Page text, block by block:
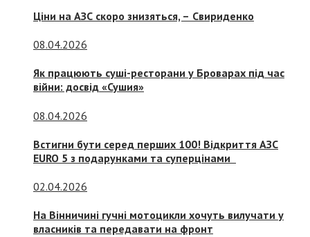
Ціни на АЗС скоро знизяться, – Свириденко
08.04.2026
Як працюють суші-ресторани у Броварах під час
війни: досвід «Сушия»
08.04.2026
Встигни бути серед перших 100! Відкриття АЗС
EURO 5 з подарунками та суперцінами
02.04.2026
На Вінничині гучні мотоцикли хочуть вилучати у
власників та передавати на фронт